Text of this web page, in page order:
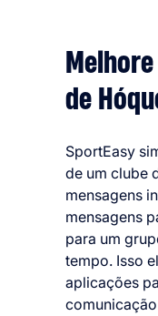
de
SportEasy
de um clube
mensagens
mensagens
para um
tempo. Isso
aplicações